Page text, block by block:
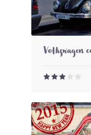
Volkswagen